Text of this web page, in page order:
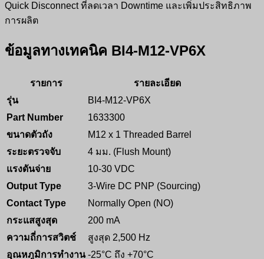
Quick Disconnect ที่ลดเวลา Downtime และเพิ่มประสิทธิภาพ
การผลิต
ข้อมูลทางเทคนิค BI4-M12-VP6X
รายการ
รายละเอียด
รุ่น
BI4-M12-VP6X
Part Number
1633300
ขนาดตัวถัง
M12 x 1 Threaded Barrel
ระยะตรวจจับ
4 มม. (Flush Mount)
แรงดันจ่าย
10-30 VDC
Output Type
3-Wire DC PNP (Sourcing)
Contact Type
Normally Open (NO)
กระแสสูงสุด
200 mA
ความถี่การสวิตช์
สูงสุด 2,500 Hz
อุณหภูมิการทำงาน -25°C ถึง +70°C